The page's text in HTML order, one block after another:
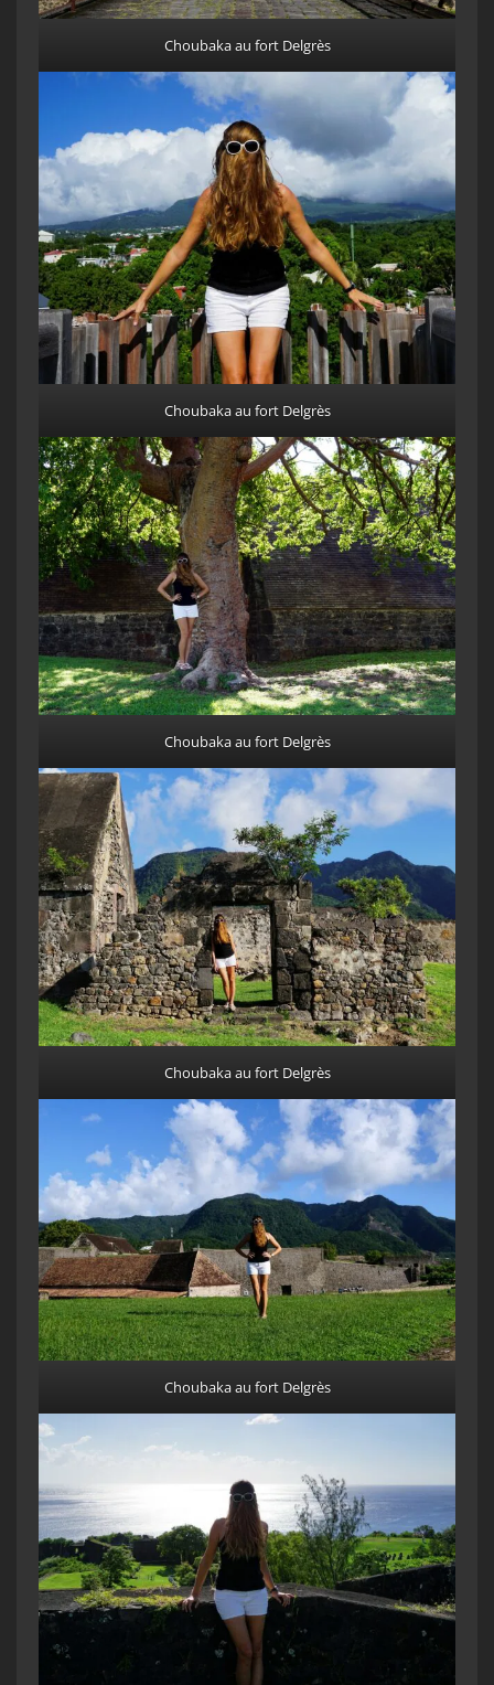
Choubaka au fort Delgrès
Choubaka au fort Delgrès
Choubaka au fort Delgrès
Choubaka au fort Delgrès
Choubaka au fort Delgrès